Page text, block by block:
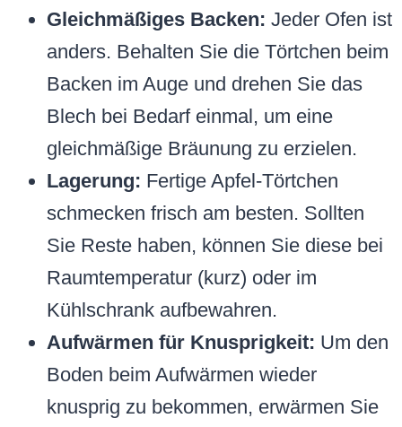
Gleichmäßiges Backen: Jeder Ofen ist
anders. Behalten Sie die Törtchen beim
Backen im Auge und drehen Sie das
Blech bei Bedarf einmal, um eine
gleichmäßige Bräunung zu erzielen.
Lagerung: Fertige Apfel-Törtchen
schmecken frisch am besten. Sollten
Sie Reste haben, können Sie diese bei
Raumtemperatur (kurz) oder im
Kühlschrank aufbewahren.
Aufwärmen für Knusprigkeit: Um den
Boden beim Aufwärmen wieder
knusprig zu bekommen, erwärmen Sie